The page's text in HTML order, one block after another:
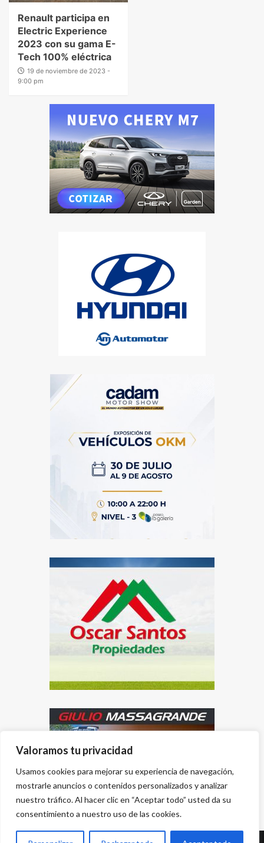
Valoramos tu privacidad
Usamos cookies para mejorar su experiencia de navegación,
mostrarle anuncios o contenidos personalizados y analizar
nuestro tráfico. Al hacer clic en “Aceptar todo” usted da su
consentimiento a nuestro uso de las cookies.
Renault participa en
Electric Experience
2023 con su gama E-
Tech 100% eléctrica
19 de noviembre de 2023 -
9:00 pm